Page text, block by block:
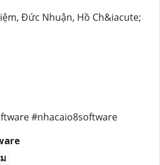
Đức Nhuận, Hồ Ch&iacute;
#nhacaio8software